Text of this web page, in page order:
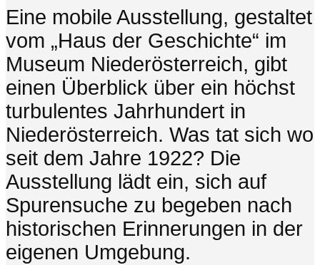
Eine mobile Ausstellung, gestaltet
vom „Haus der Geschichte“ im
Museum Niederösterreich, gibt
einen Überblick über ein höchst
turbulentes Jahrhundert in
Niederösterreich. Was tat sich wo
seit dem Jahre 1922? Die
Ausstellung lädt ein, sich auf
Spurensuche zu begeben nach
historischen Erinnerungen in der
eigenen Umgebung.